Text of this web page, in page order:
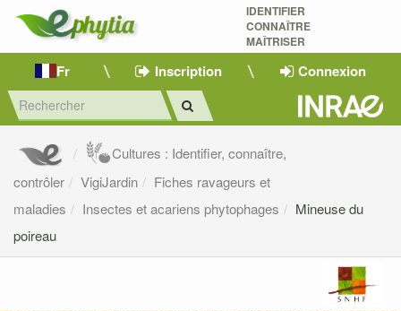
IDENTIFIER
CONNAÎTRE
MAÎTRISER
Fr Inscription Connexion
Cultures : Identifier, connaître,
contrôler
VigiJardin
Fiches ravageurs et
maladies
Insectes et acariens phytophages
Mineuse du
poireau